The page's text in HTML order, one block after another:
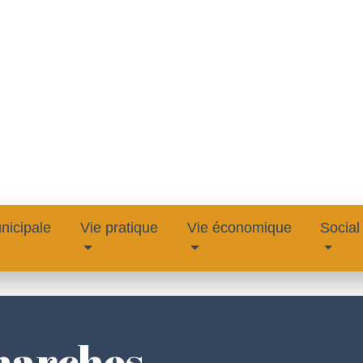
Vie pratique Vie économique